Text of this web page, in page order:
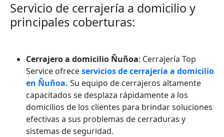
Servicio de cerrajería a domicilio y
principales coberturas:
Cerrajero a domicilio Ñuñoa: Cerrajería Top
Service ofreceservicios de cerrajería a domicilio
en Ñuñoa. Su equipo de cerrajeros altamente
capacitados se desplaza rápidamente a los
domicilios de los clientes para brindar soluciones
efectivas a sus problemas de cerraduras y
sistemas de seguridad.